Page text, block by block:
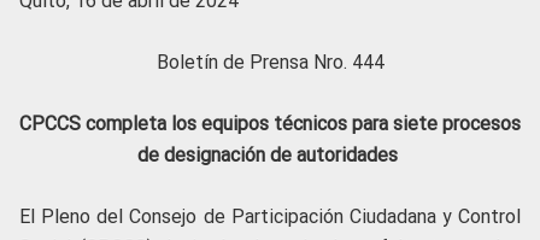
Boletín de Prensa Nro. 444
CPCCS completa los equipos técnicos para siete procesos
de designación de autoridades
El Pleno del Consejo de Participación Ciudadana y Control